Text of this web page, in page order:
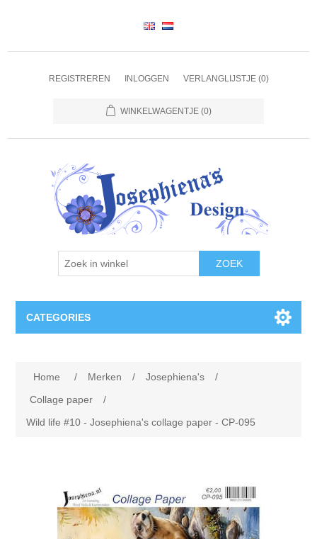
REGISTREREN INLOGGEN VERLANGLIJSTJE (0)
WINKELWAGENTJE (0)
ZOEK
CATEGORIES
Lavinia
Week 45
Collage paper
Dieren
Hobby en Art
Home / Merken / Josephiena's
/
Collage paper
/
Wild life #10 - Josephiena's collage paper - CP-095